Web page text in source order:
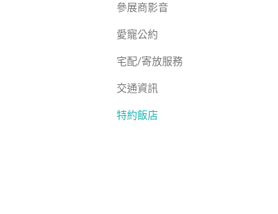
參展商影音
愛寵公約
宅配/寄放服務
交通資訊
特約飯店